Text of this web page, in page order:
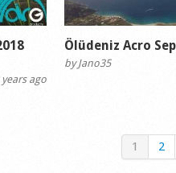
years ago
Ölüdeniz Acro
byJano35
1 2